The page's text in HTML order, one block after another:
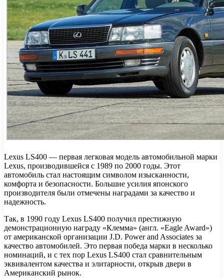
Lexus LS400 — первая легковая модель автомобильной марки
Lexus, производившейся с 1989 по 2000 годы. Этот
автомобиль стал настоящим символом изысканности,
комфорта и безопасности. Большие усилия японского
производителя были отмечены наградами за качество и
надежность.
Так, в 1990 году Lexus LS400 получил престижную
демонстрационную награду «Клемма» (англ. «Eagle Award»)
от американской организации J.D. Power and Associates за
качество автомобилей. Это первая победа марки в несколько
номинаций, и с тех пор Lexus LS400 стал сравнительным
эквивалентом качества и элитарности, открыв двери в
Американский рынок.